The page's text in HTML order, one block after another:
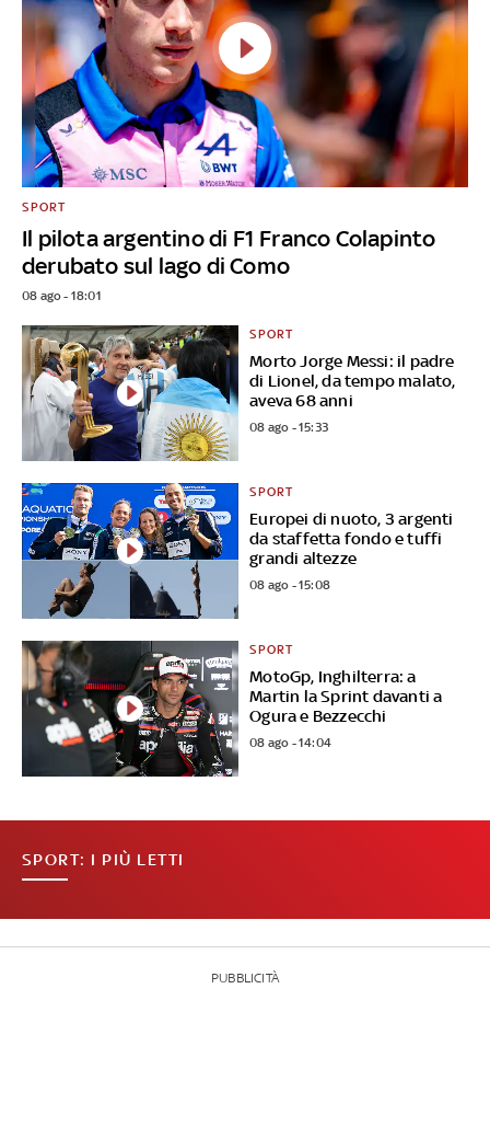
Il pilota argentino di F1 Franco Colapinto
derubato sul lago di Como
SPORT
08 ago - 18:01
Morto Jorge Messi: il padre
di Lionel, da tempo malato,
aveva 68 anni
SPORT
08 ago - 15:33
Europei di nuoto, 3 argenti
da staffetta fondo e tuffi
grandi altezze
SPORT
08 ago - 15:08
MotoGp, Inghilterra: a
Martin la Sprint davanti a
Ogura e Bezzecchi
SPORT
08 ago - 14:04
SPORT: I PIÙ LETTI
PUBBLICITÀ